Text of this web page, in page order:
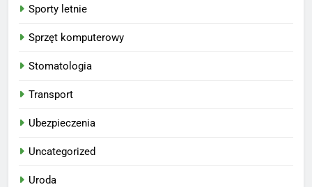
Sporty letnie
Sprzęt komputerowy
Stomatologia
Transport
Ubezpieczenia
Uncategorized
Uroda